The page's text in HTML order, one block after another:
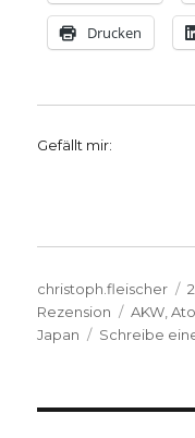
Drucken
Gefällt mir:
Autor
christoph.fleischer
Rezension
AKW ,
Japan
Schreibe